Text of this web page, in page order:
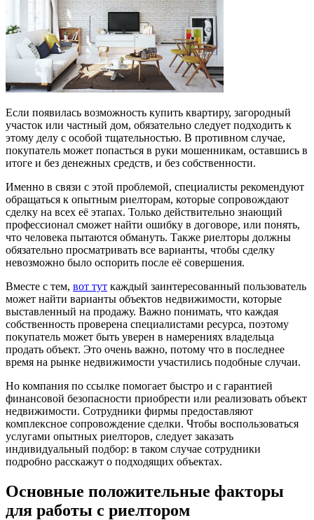
Если появилась возможность купить квартиру, загородный
участок или частный дом, обязательно следует подходить к
этому делу с особой тщательностью. В противном случае,
покупатель может попасться в руки мошенникам, оставшись в
итоге и без денежных средств, и без собственности.
Именно в связи с этой проблемой, специалисты рекомендуют
обращаться к опытным риелторам, которые сопровождают
сделку на всех её этапах. Только действительно знающий
профессионал сможет найти ошибку в договоре, или понять,
что человека пытаются обмануть. Также риелторы должны
обязательно просматривать все варианты, чтобы сделку
невозможно было оспорить после её совершения.
Вместе с тем, вот тут каждый заинтересованный пользователь
может найти варианты объектов недвижимости, которые
выставленный на продажу. Важно понимать, что каждая
собственность проверена специалистами ресурса, поэтому
покупатель может быть уверен в намерениях владельца
продать объект. Это очень важно, потому что в последнее
время на рынке недвижимости участились подобные случаи.
Но компания по ссылке помогает быстро и с гарантией
финансовой безопасности приобрести или реализовать объект
недвижимости. Сотрудники фирмы предоставляют
комплексное сопровождение сделки. Чтобы воспользоваться
услугами опытных риелторов, следует заказать
индивидуальный подбор: в таком случае сотрудники
подробно расскажут о подходящих объектах.
Основные положительные факторы
для работы с риелтором